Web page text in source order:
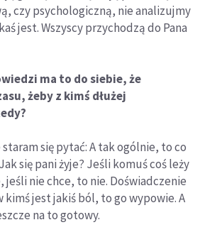
czy psychologiczną, nie analizujmy
jest. Wszyscy przychodzą do Pana
ma to do siebie, że
żeby z kimś dłużej
staram się pytać: A tak ogólnie, to co
się pani żyje? Jeśli komuś coś leży
nie chce, to nie. Doświadczenie
kimś jest jakiś ból, to go wypowie. A
na to gotowy.